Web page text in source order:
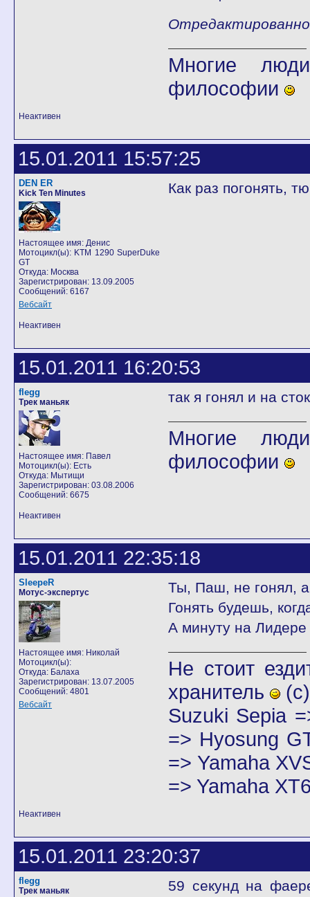
Многие
философии
Неактивен
15.01.2011 15:57:25
DEN ER
Kick Ten Minutes
Настоящее имя: Денис
Мотоцикл(ы): KTM 1290 SuperDuke
GT
Откуда: Москва
Зарегистрирован: 13.09.2005
Сообщений: 6167
Вебсайт
Как раз погонять,
Неактивен
15.01.2011 16:20:53
flegg
Трек маньяк
Настоящее имя: Павел
Мотоцикл(ы): Есть
Откуда: Мытищи
Зарегистрирован: 03.08.2006
Сообщений: 6675
так я гонял и на
Многие
философии
Неактивен
15.01.2011 22:35:18
SleepeR
Мотус-экспертус
Настоящее имя: Николай
Мотоцикл(ы):
Откуда: Балаха
Зарегистрирован: 13.07.2005
Сообщений: 4801
Вебсайт
Ты, Паш, не гонял, а
Гонять будешь,
А минуту на
Не стоит
хранитель
(с)
Suzuki Sepia
=> Hyosung
=> Yamaha
=> Yamaha
Неактивен
15.01.2011 23:20:37
flegg
Трек маньяк
59 секунд на